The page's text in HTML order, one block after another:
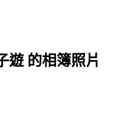
遊 的相簿照片